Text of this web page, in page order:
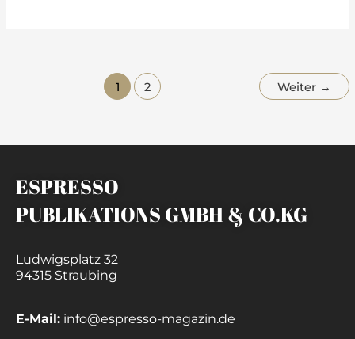
1 2 Weiter →
ESPRESSO
PUBLIKATIONS GMBH & CO.KG
Ludwigsplatz 32
94315 Straubing
E-Mail: info@espresso-magazin.de